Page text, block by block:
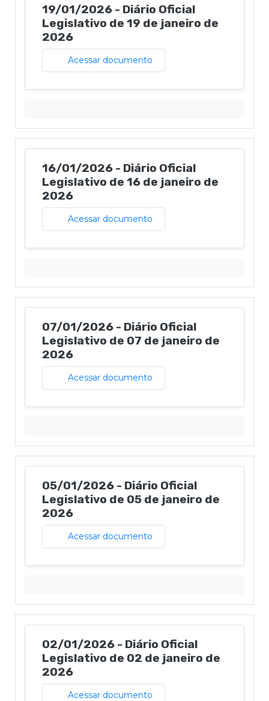
19/01/2026 - Diário Oficial
Legislativo de 19 de janeiro de
2026
Acessar documento
16/01/2026 - Diário Oficial
Legislativo de 16 de janeiro de
2026
Acessar documento
07/01/2026 - Diário Oficial
Legislativo de 07 de janeiro de
2026
Acessar documento
05/01/2026 - Diário Oficial
Legislativo de 05 de janeiro de
2026
Acessar documento
02/01/2026 - Diário Oficial
Legislativo de 02 de janeiro de
2026
Acessar documento